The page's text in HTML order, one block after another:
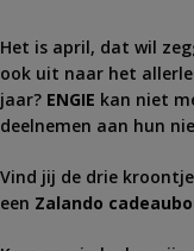
Het is april, dat wil
ook uit naar het
jaar? ENGIE kan niet
deelnemen aan hun
Vind jij de drie
een Zalando